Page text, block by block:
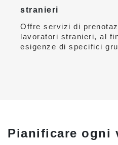
stranieri
Offre servizi di
lavoratori stranieri, al
esigenze di specifici
Pianificare ogni